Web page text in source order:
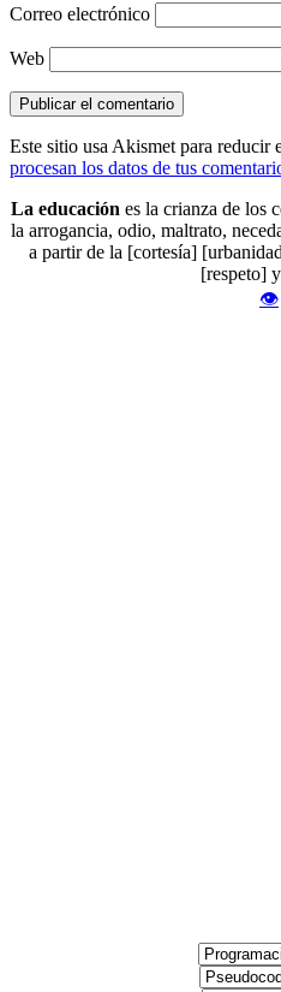
Correo electrónico
Web
Este sitio usa Akismet para reducir
procesan los datos de tus
La educaciónes la crianza de los
la arrogancia, odio, maltrato,
a partir de la [cortesía]
[respeto]
👁